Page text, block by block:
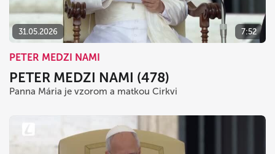
31.05.2026 7:52
PETER MEDZI NAMI
PETER MEDZI NAMI (478)
Panna Mária je vzorom a matkou Cirkvi